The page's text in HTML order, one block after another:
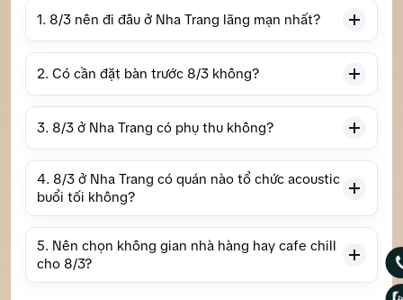
1. 8/3 nên đi đâu ở Nha Trang lãng mạn nhất?
2. Có cần đặt bàn trước 8/3 không?
3. 8/3 ở Nha Trang có phụ thu không?
4. 8/3 ở Nha Trang có quán nào tổ chức acoustic
buổi tối không?
5. Nên chọn không gian nhà hàng hay cafe chill
cho 8/3?